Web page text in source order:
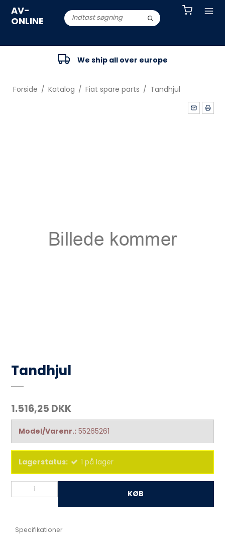
AV-
ONLINE
We ship all over europe
Forside / Katalog / Fiat spare parts / Tandhjul
Tandhjul
1.516,25 DKK
Model/Varenr.: 55265261
Lagerstatus: 1 på lager
KØB
Specifikationer